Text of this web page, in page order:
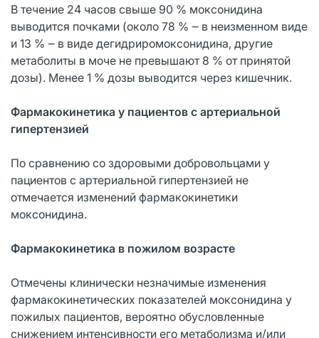
В течение 24 часов свыше 90 % моксонидина
выводится почками (около 78 % ‒ в неизменном виде
и 13 % ‒ в виде дегидриромоксонидина, другие
метаболиты в моче не превышают 8 % от принятой
дозы). Менее 1 % дозы выводится через кишечник.
Фармакокинетика у пациентов с артериальной
гипертензией
По сравнению со здоровыми добровольцами у
пациентов с артериальной гипертензией не
отмечается изменений фармакокинетики
моксонидина.
Фармакокинетика в пожилом возрасте
Отмечены клинически незначимые изменения
фармакокинетических показателей моксонидина у
пожилых пациентов, вероятно обусловленные
снижением интенсивности его метаболизма и/или